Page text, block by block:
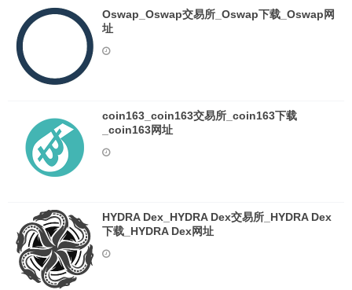
Oswap_Oswap交易所_Oswap下载_Oswap网
址
coin163_coin163交易所_coin163下载
_coin163网址
HYDRA Dex_HYDRA Dex交易所_HYDRA Dex
下载_HYDRA Dex网址